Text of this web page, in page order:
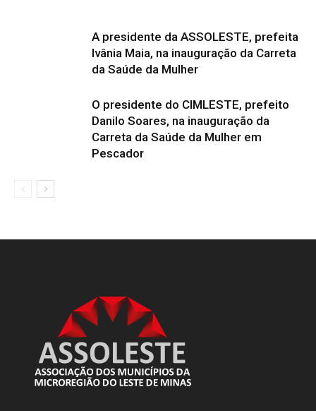
A presidente da ASSOLESTE, prefeita
Ivânia Maia, na inauguração da Carreta
da Saúde da Mulher
O presidente do CIMLESTE, prefeito
Danilo Soares, na inauguração da
Carreta da Saúde da Mulher em
Pescador